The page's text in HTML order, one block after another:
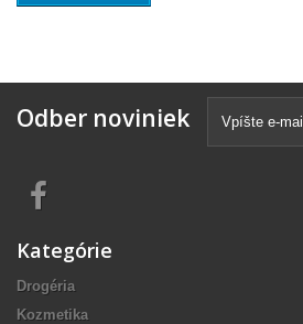
Odber noviniek
Kategórie
Drogéria
Kozmetika